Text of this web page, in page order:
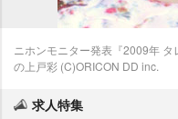
ニホンモニター発表『2009年
の上戸彩 (C)ORICON DD inc.
求人特集